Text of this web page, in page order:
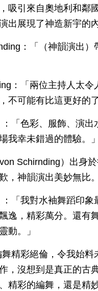
吸引來自奧地利和鄰
出展現了神造新宇的
：「（神韻演出
：「兩位主持人太
不可能有比這更好的了
「色彩、服飾、演出
我幸未錯過的體驗。」
Schirnding）出身
，神韻演出美妙無比。
「我對水袖舞蹈印
逸，精彩萬分。還有
動。」
精彩絕倫，令我始
，沒想到是真正的古
精彩的編舞，還是精